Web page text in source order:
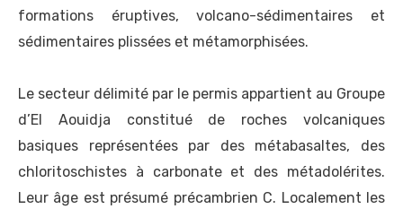
formations éruptives, volcano-sédimentaires et
sédimentaires plissées et métamorphisées.
Le secteur délimité par le permis appartient au Groupe
d’El Aouidja constitué de roches volcaniques
basiques représentées par des métabasaltes, des
chloritoschistes à carbonate et des métadolérites.
Leur âge est présumé précambrien C. Localement les